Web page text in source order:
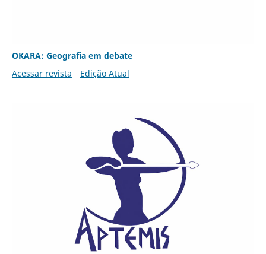
OKARA: Geografia em debate
Acessar revista
Edição Atual